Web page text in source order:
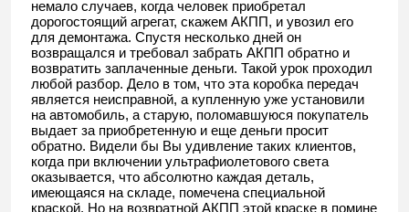
немало случаев, когда человек приобретал
дорогостоящий агрегат, скажем АКПП, и увозил его
для демонтажа. Спустя несколько дней он
возвращался и требовал забрать АКПП обратно и
возвратить заплаченные деньги. Такой урок проходил
любой разбор. Дело в том, что эта коробка передач
является неисправной, а купленную уже установили
на автомобиль, а старую, поломавшуюся покупатель
выдает за приобретенную и еще деньги просит
обратно. Видели бы Вы удивление таких клиентов,
когда при включении ультрафиолетового света
оказывается, что абсолютно каждая деталь,
имеющаяся на складе, помечена специальной
краской. Но на возвратной АКПП этой краске в помине